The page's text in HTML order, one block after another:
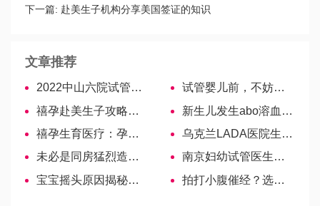
下一篇: 赴美生子机构分享美国签证的知识
文章推荐
2022中山六院试管婴儿医生大全，助孕成功率高的大夫参考
试管婴儿前，不妨先请男科专家为您的精子好好进行下体检！
禧孕赴美生子攻略： 英文打电话必备短语
新生儿发生abo溶血的原因很简单，和父母血型脱不了干系
禧孕生育医疗：孕妈必须掌握赴美生子法律常识
乌克兰LADA医院生殖专家—Saenko Alla Ivanovna
未必是同房猛烈造成！黄体破裂的3种常见原因揭秘-哈萨克斯坦试管婴儿
南京妇幼试管医生排名，一文为你选择导航
宝宝摇头原因揭秘，不只是缺钙这么简单！
拍打小腹催经？选对按摩方法药到病除